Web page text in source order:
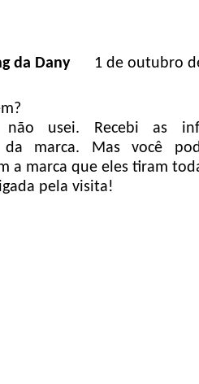
da Dany
1 de outubro
usei. Recebi as
da marca. Mas você
a marca que eles tiram
pela visita!